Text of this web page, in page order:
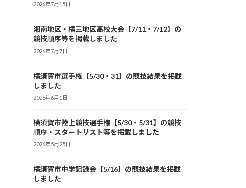
2026年7月15日
湘南地区・横三地区高校大会【7/11・7/12】の
競技順序等を掲載しました
2026年7月7日
横須賀市選手権【5/30・31】の競技結果を掲載
しました
2026年6月1日
横須賀市陸上競技選手権【5/30・5/31】の競技
順序・スタートリスト等を掲載しました
2026年5月25日
横須賀市中学記録会【5/16】の競技結果を掲載
しました